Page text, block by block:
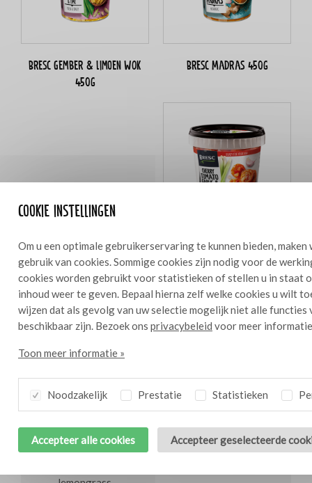
Cookie instellingen
Om u een optimale gebruikerservaring te kunnen bieden,
gebruik van cookies. Sommige cookies zijn nodig voor de
cookies worden gebruikt voor statistieken of stellen u in staat
inhoud weer te geven. Bepaal hierna zelf welke cookies u wilt
wijzen dat als gevolg van uw selectie mogelijk niet alle functies
beschikbaar zijn. Bezoek ons privacybeleid voor meer
Toon meer informatie »
Noodzakelijk Prestatie Statistieken
Accepteer alle cookies Accepteer geselecteerde
Bresc Gember & limoen WOK
450g
Bresc Madras 450g
Bresc Zoetzure cherrytomaten
knoflook citroengras 1100g
Ingrediënten
10 pl rauwe ham
375 g Bresc Alioli clásico
40 g Bresc Madras